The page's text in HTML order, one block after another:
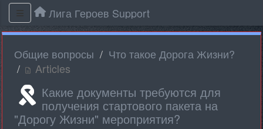
Лига Героев Support
Общие вопросы
Что такое Дорога Жизни?
Articles
Какие документы требуются для
получения стартового пакета на
"Дорогу Жизни" мероприятия?